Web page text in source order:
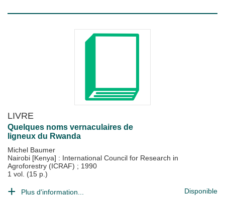
LIVRE
Quelques noms vernaculaires de
ligneux du Rwanda
Michel Baumer
Nairobi [Kenya] : International Council for Research in
Agroforestry (ICRAF) ; 1990
1 vol. (15 p.)
Plus d'information... Disponible